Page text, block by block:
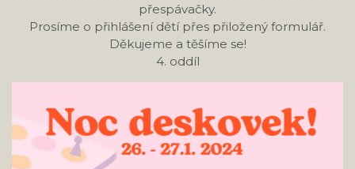
přespávačky.
Prosíme o přihlášení dětí přes přiložený formulář.
Děkujeme a těšíme se!
4. oddíl